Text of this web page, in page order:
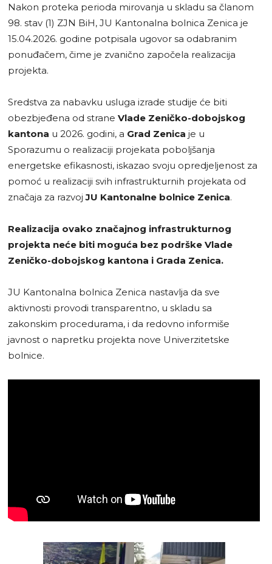
Nakon proteka perioda mirovanja u skladu sa članom
98. stav (1) ZJN BiH, JU Kantonalna bolnica Zenica je
15.04.2026. godine potpisala ugovor sa odabranim
ponuđačem, čime je zvanično započela realizacija
projekta.
Sredstva za nabavku usluga izrade studije će biti
obezbjeđena od strane Vlade Zeničko-dobojskog
kantona u 2026. godini, a Grad Zenica je u
Sporazumu o realizaciji projekata poboljšanja
energetske efikasnosti, iskazao svoju opredjeljenost za
pomoć u realizaciji svih infrastrukturnih projekata od
značaja za razvojJU Kantonalne bolnice Zenica.
Realizacija ovako značajnog infrastrukturnog
projekta neće biti moguća bez podrške Vlade
Zeničko-dobojskog kantona i Grada Zenica.
JU Kantonalna bolnica Zenica nastavlja da sve
aktivnosti provodi transparentno, u skladu sa
zakonskim procedurama, i da redovno informiše
javnost o napretku projekta nove Univerzitetske
bolnice.